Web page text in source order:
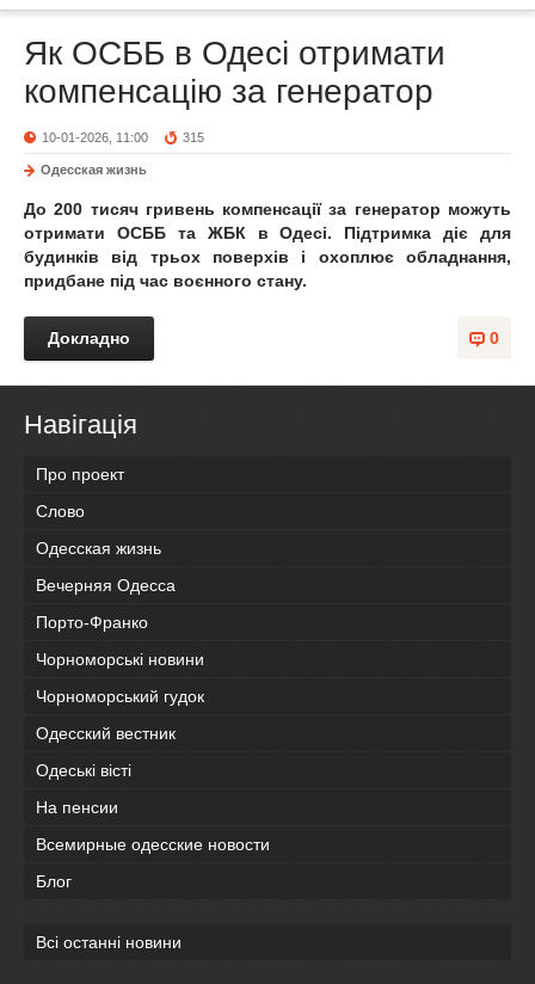
Як ОСББ в Одесі отримати
компенсацію за генератор
10-01-2026, 11:00 315
Одесская жизнь
До 200 тисяч гривень компенсації за генератор можуть
отримати ОСББ та ЖБК в Одесі. Підтримка діє для
будинків від трьох поверхів і охоплює обладнання,
придбане під час воєнного стану.
0
Докладно
Навігація
Про проект
Слово
Одесская жизнь
Вечерняя Одесса
Порто-Франко
Чорноморські новини
Чорноморський гудок
Одесский вестник
Одеськi вiстi
На пенсии
Всемирные одесские новости
Блог
Всі останні новини